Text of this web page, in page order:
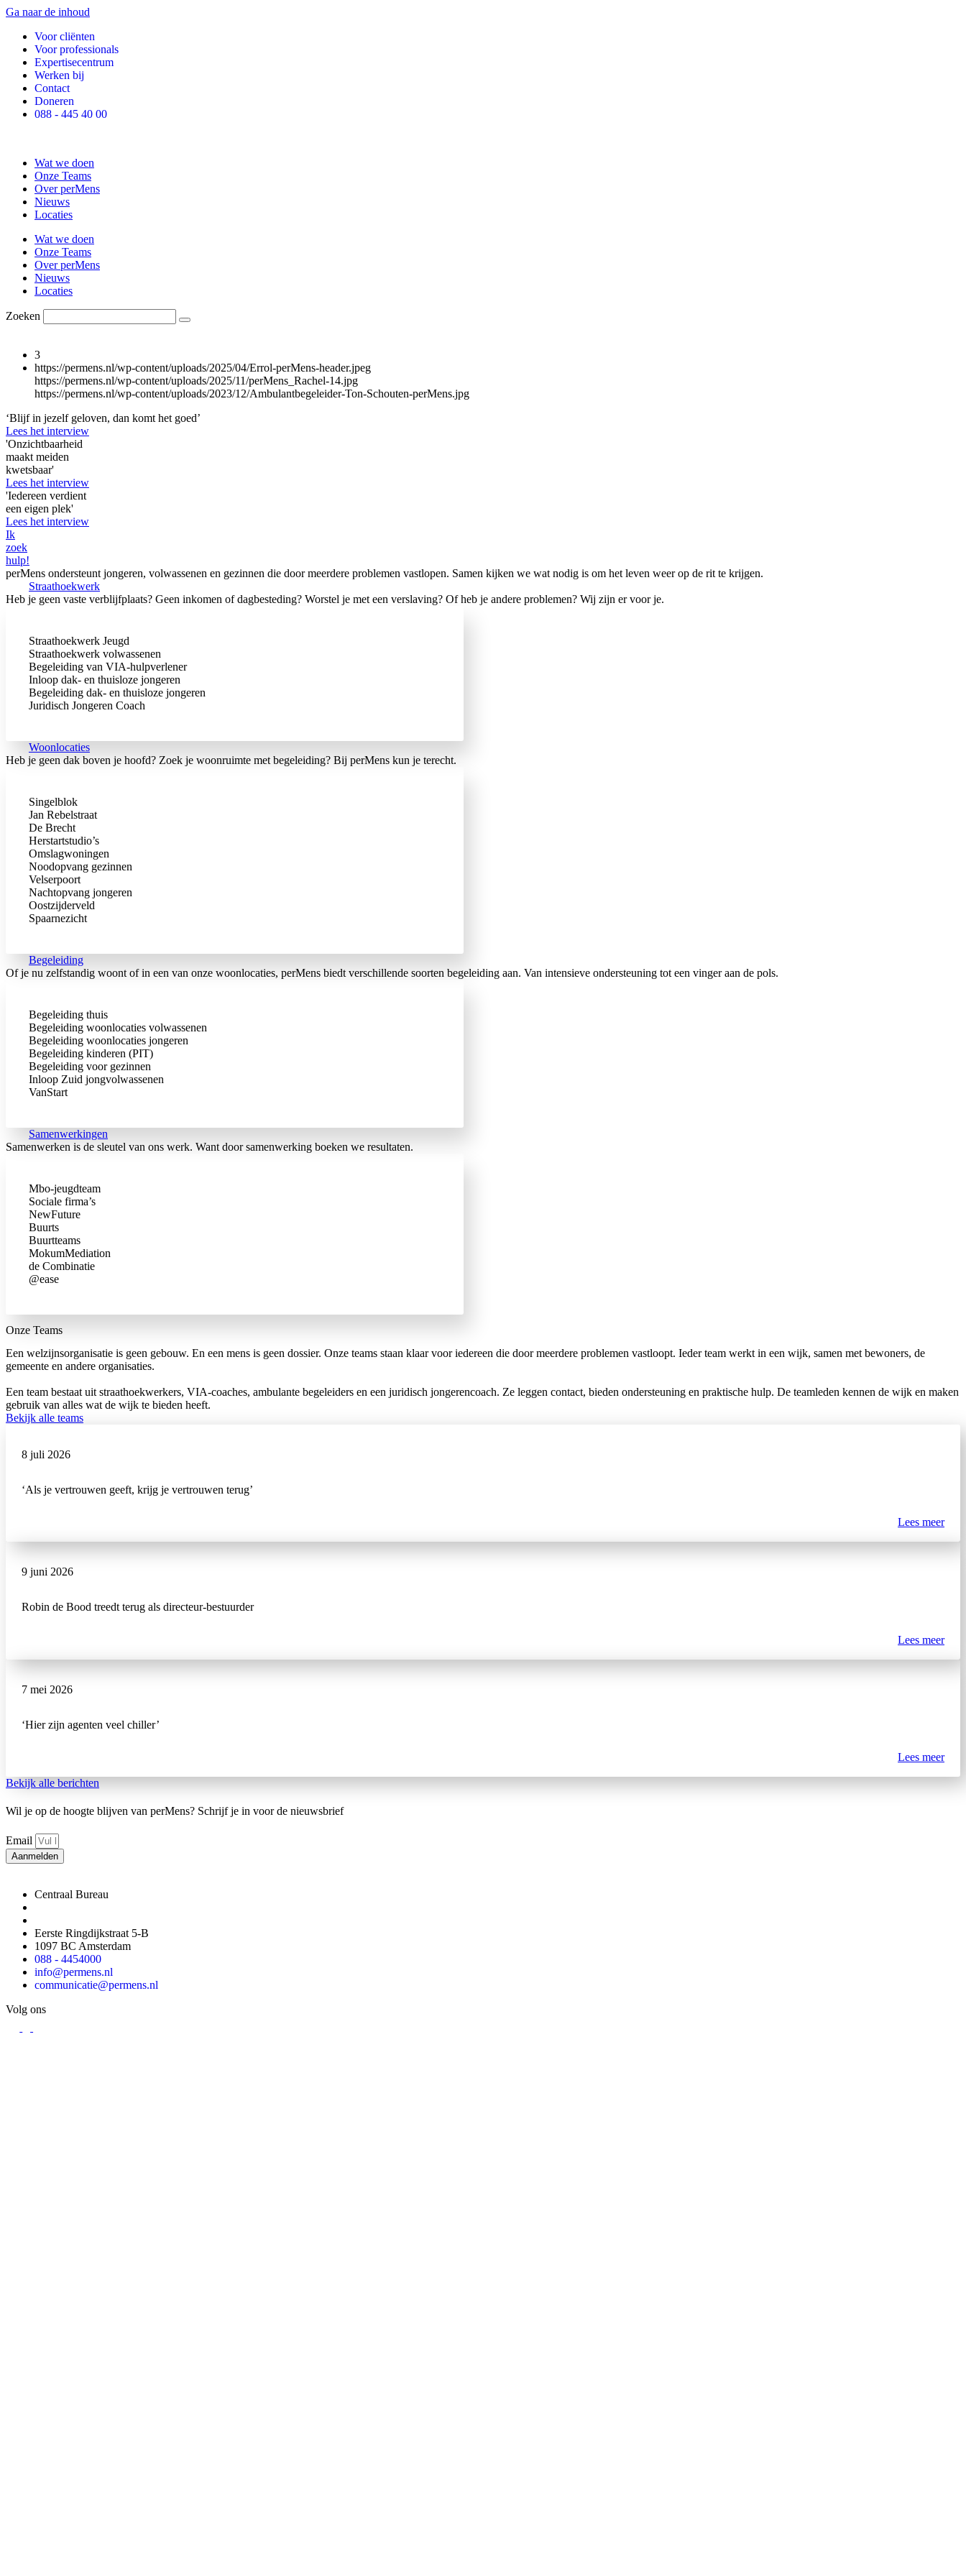
Ga naar de inhoud
Voor cliënten
Voor professionals
Expertisecentrum
Werken bij
Contact
Doneren
088 - 445 40 00
Wat we doen
Onze Teams
Over perMens
Nieuws
Locaties
Wat we doen
Onze Teams
Over perMens
Nieuws
Locaties
Zoeken
3
https://permens.nl/wp-content/uploads/2025/04/Errol-perMens-header.jpeg
https://permens.nl/wp-content/uploads/2025/11/perMens_Rachel-14.jpg
https://permens.nl/wp-content/uploads/2023/12/Ambulantbegeleider-Ton-Schouten-perMens.jpg
‘Blijf in jezelf geloven, dan komt het goed’
Lees het interview
'Onzichtbaarheid
maakt meiden
kwetsbaar'
Lees het interview
'Iedereen verdient
een eigen plek'
Lees het interview
Ik
zoek
hulp!
perMens ondersteunt jongeren, volwassenen en gezinnen die door meerdere problemen vastlopen. Samen kijken we wat nodig is om het leven weer op de rit te krijgen.
Straathoek­werk
Heb je geen vaste verblijfplaats? Geen inkomen of dagbesteding? Worstel je met een verslaving? Of heb je andere problemen? Wij zijn er voor je.
Straathoek­werk Jeugd
Straathoek­werk volwassenen
Begeleiding van VIA-hulpverlener
Inloop dak- en thuisloze jongeren
Begeleiding dak- en thuisloze jongeren
Juridisch Jongeren Coach
Woonlocaties
Heb je geen dak boven je hoofd? Zoek je woonruimte met begeleiding? Bij perMens kun je terecht.
Singelblok
Jan Rebelstraat
De Brecht
Herstart­studio’s
Omslag­woningen
Noodopvang gezinnen
Velserpoort
Nachtopvang jongeren
Oostzijderveld
Spaarnezicht
Begeleiding
Of je nu zelfstandig woont of in een van onze woonlocaties, perMens biedt verschillende soorten begeleiding aan. Van intensieve ondersteuning tot een vinger aan de pols.
Begeleiding thuis
Begeleiding woonlocaties volwassenen
Begeleiding woonlocaties jongeren
Begeleiding kinderen (PIT)
Begeleiding voor gezinnen
Inloop Zuid jongvolwassenen
VanStart
Samen­werkingen
Samenwerken is de sleutel van ons werk. Want door samenwerking boeken we resultaten.
Mbo-jeugdteam
Sociale firma’s
NewFuture
Buurts
Buurtteams
MokumMediation
de Combinatie
@ease
Onze Teams
Een welzijnsorganisatie is geen gebouw. En een mens is geen dossier. Onze teams staan klaar voor iedereen die door meerdere problemen vastloopt. Ieder team werkt in een wijk, samen met bewoners, de
gemeente en andere organisaties.
Een team bestaat uit straathoekwerkers, VIA-coaches, ambulante begeleiders en een juridisch jongerencoach. Ze leggen contact, bieden ondersteuning en praktische hulp. De teamleden kennen de wijk en maken
gebruik van alles wat de wijk te bieden heeft.
Bekijk alle teams
8 juli 2026
‘Als je vertrouwen geeft, krijg je vertrouwen terug’
Lees meer
9 juni 2026
Robin de Bood treedt terug als directeur-bestuurder
Lees meer
7 mei 2026
‘Hier zijn agenten veel chiller’
Lees meer
Bekijk alle berichten
Wil je op de hoogte blijven van perMens? Schrijf je in voor de nieuwsbrief
Email
Aanmelden
Centraal Bureau
Eerste Ringdijkstraat 5-B
1097 BC Amsterdam
088 - 4454000
info@permens.nl
communicatie@permens.nl
Volg ons